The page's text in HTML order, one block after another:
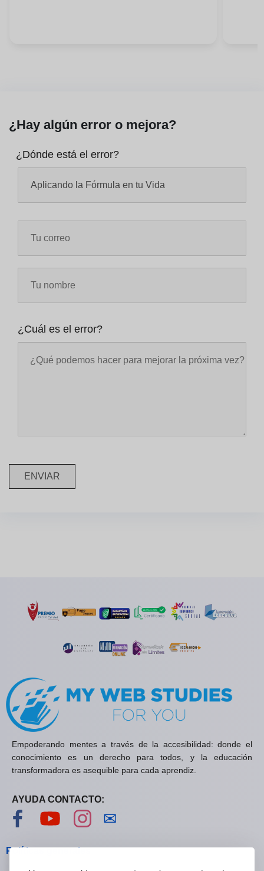
¿Hay algún error o mejora?
¿Dónde está el error?
¿Cuál es el error?
ENVIAR
Empoderando mentes a través de la accesibilidad: donde el
conocimiento es un derecho para todos, y la educación
transformadora es asequible para cada aprendiz.
AYUDA CONTACTO:
Visítanos en Facebook
Visítanos en YouTube
Visítanos en Instagram
✉
Políticas generales